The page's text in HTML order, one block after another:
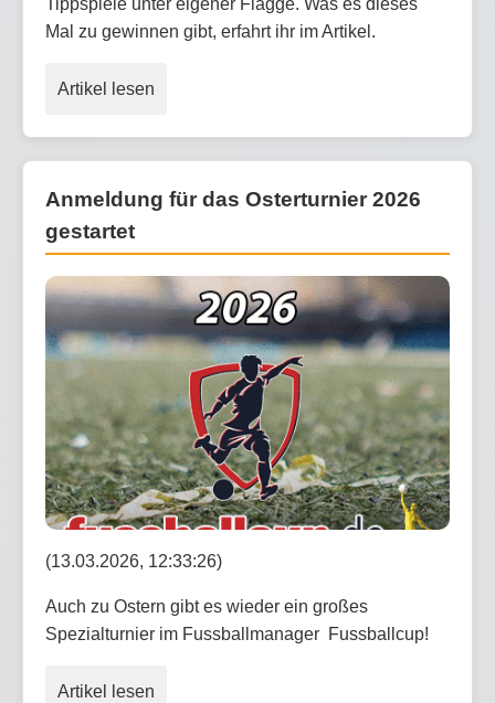
Mal zu gewinnen gibt, erfahrt ihr im Artikel.
Artikel lesen
Anmeldung für das Osterturnier 2026
gestartet
(13.03.2026, 12:33:26)
Auch zu Ostern gibt es wieder ein großes
Spezialturnier im Fussballmanager Fussballcup!
Artikel lesen